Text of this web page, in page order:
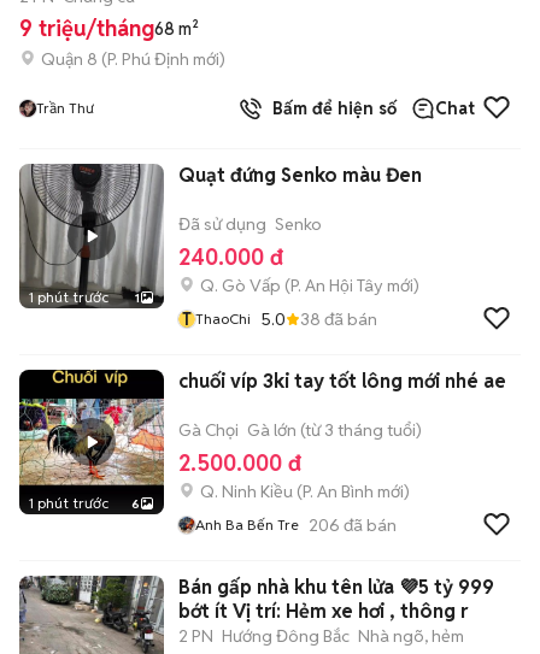
9 triệu/tháng68 m²
Quận 8 (P. Phú Định mới)
Trần Thư Bấm để hiện số Chat
1 phút trước 1
Quạt đứng Senko màu Đen
Đã sử dụng Senko
240.000 đ
Q. Gò Vấp (P. An Hội Tây mới)
T ThaoChi 5.0 38 đã bán
1 phút trước 6
chuối víp 3ki tay tốt lông mới nhé ae
Gà Chọi Gà lớn (từ 3 tháng tuổi)
2.500.000 đ
Q. Ninh Kiều (P. An Bình mới)
Anh Ba Bến Tre 206 đã bán
Bán gấp nhà khu tên lửa 💜5 tỷ 999
bớt ít Vị trí: Hẻm xe hơi , thông r
2 PN Hướng Đông Bắc Nhà ngõ, hẻm